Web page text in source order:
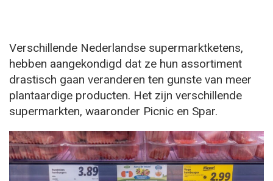
Verschillende Nederlandse supermarktketens,
hebben aangekondigd dat ze hun assortiment
drastisch gaan veranderen ten gunste van meer
plantaardige producten. Het zijn verschillende
supermarkten, waaronder Picnic en Spar.